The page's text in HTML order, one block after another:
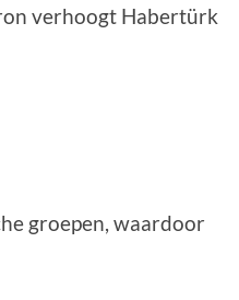
verhoogt Habertürk
groepen, waardoor